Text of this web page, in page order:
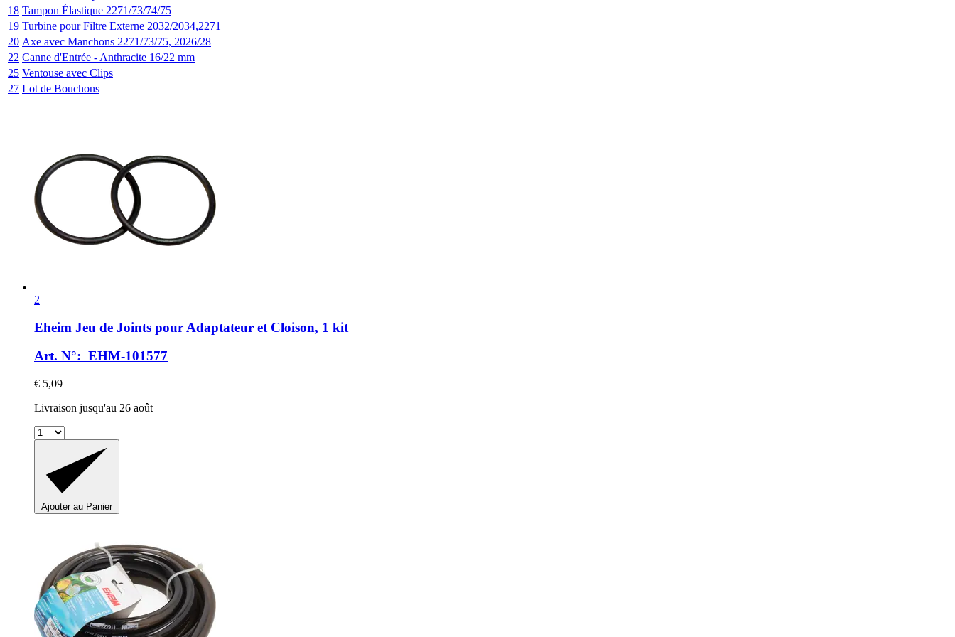
18 Tampon Élastique 2271/73/74/75
19 Turbine pour Filtre Externe 2032/2034,2271
20 Axe avec Manchons 2271/73/75, 2026/28
22 Canne d'Entrée - Anthracite 16/22 mm
25 Ventouse avec Clips
27 Lot de Bouchons
2
Eheim Jeu de Joints pour Adaptateur et Cloison, 1 kit
Art. N°: EHM-101577
€ 5,09
Livraison jusqu'au 26 août
Ajouter au Panier